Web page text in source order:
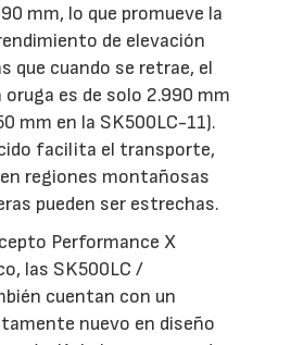
mm, lo que promueve la
de elevación
que cuando se retrae, el
es de solo 2.990 mm
mm en la SK500LC-11).
facilita el transporte,
regiones montañosas
pueden ser estrechas.
Performance X
las SK500LC /
cuentan con un
nuevo en diseño